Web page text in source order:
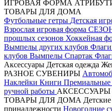
ИГРОВАЯ ФОРМА
ТОВАРЫ ДЛЯ ДОМА
Футбольные гетры Детская
Взрослая игровая форма
прошлых сезонов Хоккейная
Вымпелы других клубов Флаги
клубов Вымпелы Спартак
Аксессуары Детская одежда
РАЗНОЕ СУВЕНИРЫ
Наклейки Книги Премиальные
ручной работы
ТОВАРЫ ДЛЯ ДОМА
принадлежности Новогодние